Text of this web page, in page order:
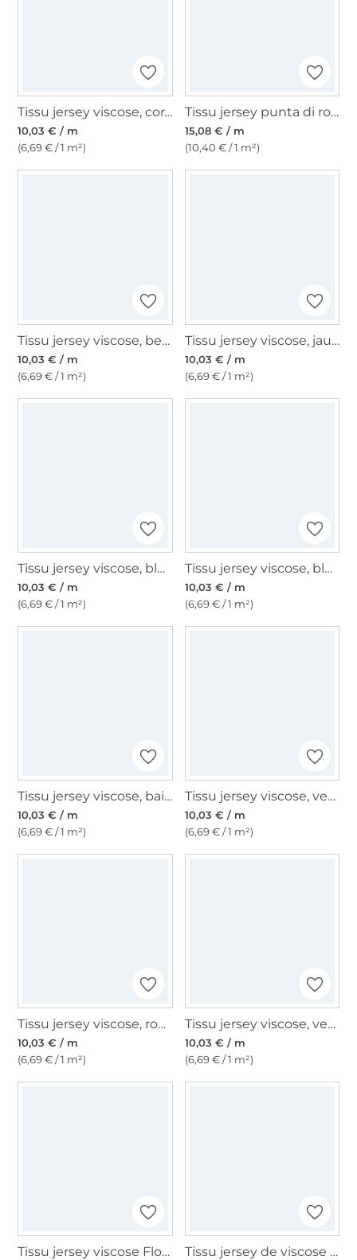
Tissu jersey viscose, corail
10,03 € / m
(6,69 € / 1 m²)
Tissu jersey punta di roma romanite uni, noir
15,08 € / m
(10,40 € / 1 m²)
Tissu jersey viscose, beige clair
10,03 € / m
(6,69 € / 1 m²)
Tissu jersey viscose, jaune miel
10,03 € / m
(6,69 € / 1 m²)
Tissu jersey viscose, bleu ciel
10,03 € / m
(6,69 € / 1 m²)
Tissu jersey viscose, bleu pétrole clair
10,03 € / m
(6,69 € / 1 m²)
Tissu jersey viscose, baie clair
10,03 € / m
(6,69 € / 1 m²)
Tissu jersey viscose, vert militaire
10,03 € / m
(6,69 € / 1 m²)
Tissu jersey viscose, rouge foncé
10,03 € / m
(6,69 € / 1 m²)
Tissu jersey viscose, vert menthe clair
10,03 € / m
(6,69 € / 1 m²)
Tissu jersey viscose Floral Whisper, pourpre Tissu jersey de viscose cachemire paisley flowers, bleu denim